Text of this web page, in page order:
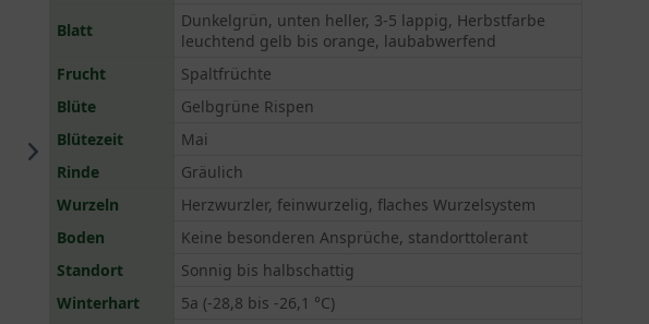
Blatt
Dunkelgrün, unten heller, 3-5 lappig, Herbstfarbe
leuchtend gelb bis orange, laubabwerfend
Frucht
Spaltfrüchte
Blüte
Gelbgrüne Rispen
Blütezeit
Mai
Rinde
Gräulich
Wurzeln
Herzwurzler, feinwurzelig, flaches Wurzelsystem
Boden
Keine besonderen Ansprüche, standorttolerant
Standort
Sonnig bis halbschattig
Winterhart
5a (-28,8 bis -26,1 °C)